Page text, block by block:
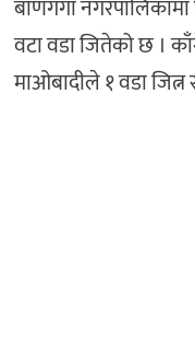
बाणगंगा
वटा वडा जितेको छ ।
माओबादीले १ वडा